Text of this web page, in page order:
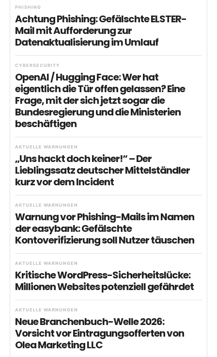
PHISHING
Achtung Phishing: Gefälschte ELSTER-
Mail mit Aufforderung zur
Datenaktualisierung im Umlauf
CYBERSECURITY
OpenAI / Hugging Face: Wer hat
eigentlich die Tür offen gelassen? Eine
Frage, mit der sich jetzt sogar die
Bundesregierung und die Ministerien
beschäftigen
AKTUELLE WARNUNGEN
„Uns hackt doch keiner!“ – Der
Lieblingssatz deutscher Mittelständler
kurz vor dem Incident
AKTUELLE WARNUNGEN
Warnung vor Phishing-Mails im Namen
der easybank: Gefälschte
Kontoverifizierung soll Nutzer täuschen
AKTUELLE WARNUNGEN
Kritische WordPress-Sicherheitslücke:
Millionen Websites potenziell gefährdet
AKTUELLE WARNUNGEN
Neue Branchenbuch-Welle 2026:
Vorsicht vor Eintragungsofferten von
Olea Marketing LLC